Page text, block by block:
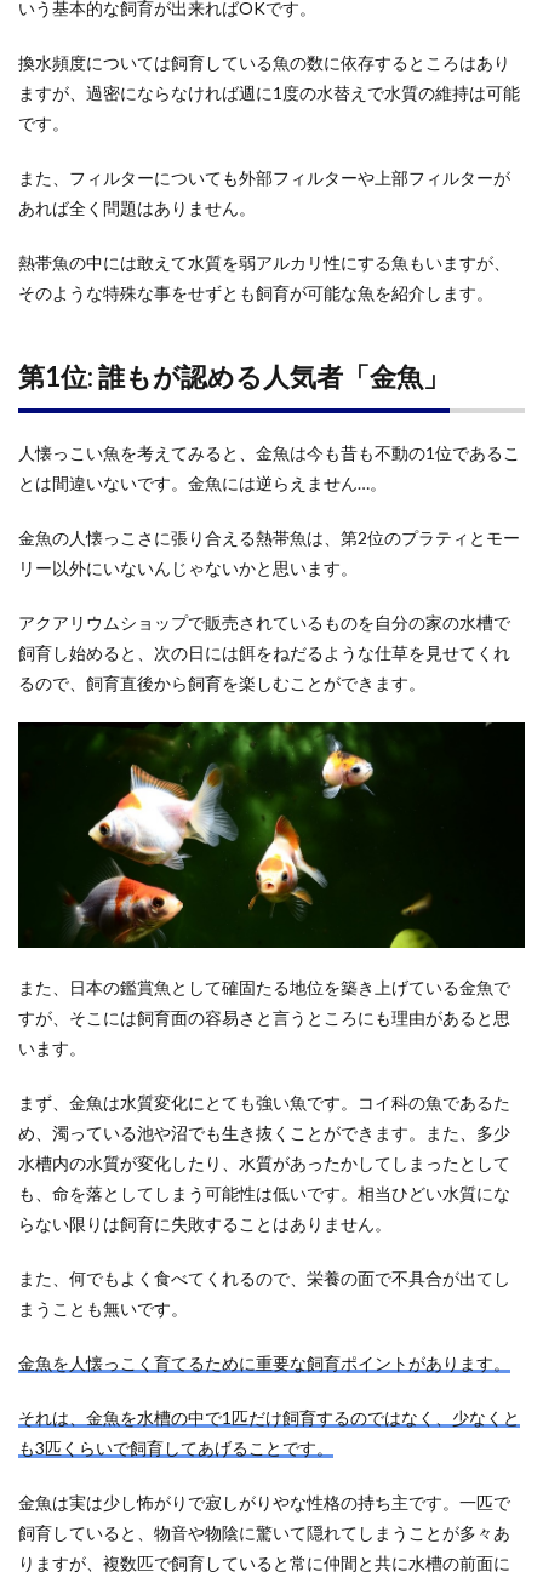
いう基本的な飼育が出来ればOKです。
換水頻度については飼育している魚の数に依存するところはあり
ますが、過密にならなければ週に1度の水替えで水質の維持は可能
です。
また、フィルターについても外部フィルターや上部フィルターが
あれば全く問題はありません。
熱帯魚の中には敢えて水質を弱アルカリ性にする魚もいますが、
そのような特殊な事をせずとも飼育が可能な魚を紹介します。
第1位: 誰もが認める人気者「金魚」
人懐っこい魚を考えてみると、金魚は今も昔も不動の1位であるこ
とは間違いないです。金魚には逆らえません…。
金魚の人懐っこさに張り合える熱帯魚は、第2位のプラティとモー
リー以外にいないんじゃないかと思います。
アクアリウムショップで販売されているものを自分の家の水槽で
飼育し始めると、次の日には餌をねだるような仕草を見せてくれ
るので、飼育直後から飼育を楽しむことができます。
また、日本の鑑賞魚として確固たる地位を築き上げている金魚で
すが、そこには飼育面の容易さと言うところにも理由があると思
います。
まず、金魚は水質変化にとても強い魚です。コイ科の魚であるた
め、濁っている池や沼でも生き抜くことができます。また、多少
水槽内の水質が変化したり、水質があったかしてしまったとして
も、命を落としてしまう可能性は低いです。相当ひどい水質にな
らない限りは飼育に失敗することはありません。
また、何でもよく食べてくれるので、栄養の面で不具合が出てし
まうことも無いです。
金魚を人懐っこく育てるために重要な飼育ポイントがあります。
それは、金魚を水槽の中で1匹だけ飼育するのではなく、少なくと
も3匹くらいで飼育してあげることです。
金魚は実は少し怖がりで寂しがりやな性格の持ち主です。一匹で
飼育していると、物音や物陰に驚いて隠れてしまうことが多々あ
りますが、複数匹で飼育していると常に仲間と共に水槽の前面に